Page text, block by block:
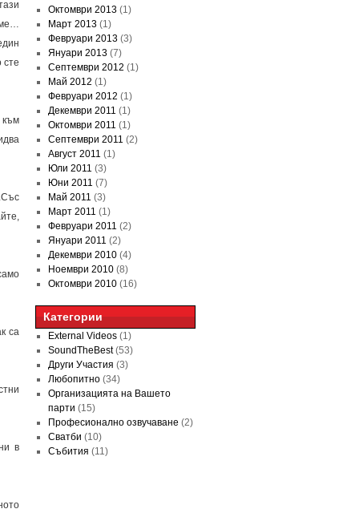
сте
към
са
в
Октомври 2013(1)
Март 2013(1)
Февруари 2013(3)
Януари 2013(7)
Септември 2012 (1)
Май 2012 (1)
Февруари 2012 (1)
Декември 2011 (1)
Октомври 2011 (1)
Септември 2011 (2)
Август 2011 (1)
Юли 2011 (3)
Юни 2011 (7)
Май 2011 (3)
Март 2011 (1)
Февруари 2011 (2)
Януари 2011 (2)
Декември 2010(4)
Ноември 2010(8)
Октомври 2010(16)
Категории
External Videos(1)
SoundTheBest(53)
Други Участия (3)
Любопитно(34)
Организацията на Вашето
парти (15)
Професионално озвучаване (2)
Сватби (10)
Събития (11)